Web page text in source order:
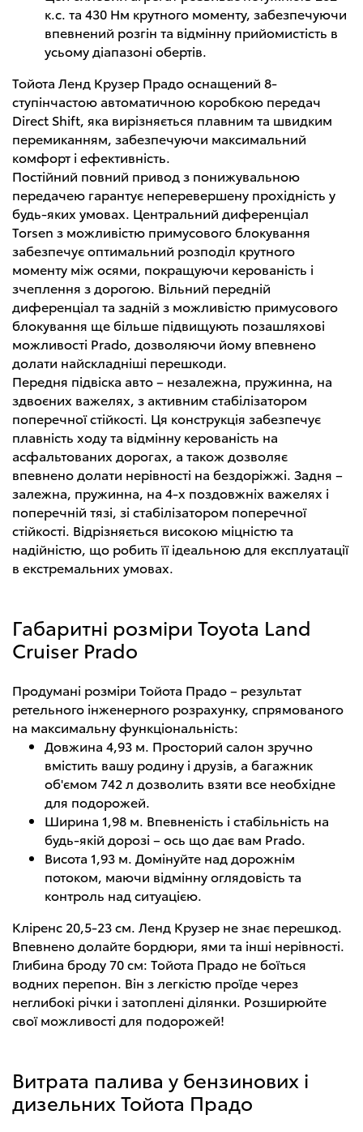
к.с. та 430 Нм крутного моменту, забезпечуючи
впевнений розгін та відмінну прийомистість в
усьому діапазоні обертів.
Тойота Ленд Крузер Прадо оснащений 8-
ступінчастою автоматичною коробкою передач
Direct Shift, яка вирізняється плавним та швидким
перемиканням, забезпечуючи максимальний
комфорт і ефективність.
Постійний повний привод з понижувальною
передачею гарантує неперевершену прохідність у
будь-яких умовах. Центральний диференціал
Torsen з можливістю примусового блокування
забезпечує оптимальний розподіл крутного
моменту між осями, покращуючи керованість і
зчеплення з дорогою. Вільний передній
диференціал та задній з можливістю примусового
блокування ще більше підвищують позашляхові
можливості Prado, дозволяючи йому впевнено
долати найскладніші перешкоди.
Передня підвіска авто – незалежна, пружинна, на
здвоєних важелях, з активним стабілізатором
поперечної стійкості. Ця конструкція забезпечує
плавність ходу та відмінну керованість на
асфальтованих дорогах, а також дозволяє
впевнено долати нерівності на бездоріжжі. Задня –
залежна, пружинна, на 4-х поздовжніх важелях і
поперечній тязі, зі стабілізатором поперечної
стійкості. Відрізняється високою міцністю та
надійністю, що робить її ідеальною для експлуатації
в екстремальних умовах.
Габаритні розміри Toyota Land
Cruiser Prado
Продумані розміри Тойота Прадо – результат
ретельного інженерного розрахунку, спрямованого
на максимальну функціональність:
Довжина 4,93 м. Просторий салон зручно
вмістить вашу родину і друзів, а багажник
об'ємом 742 л дозволить взяти все необхідне
для подорожей.
Ширина 1,98 м. Впевненість і стабільність на
будь-якій дорозі – ось що дає вам Prado.
Висота 1,93 м. Домінуйте над дорожнім
потоком, маючи відмінну оглядовість та
контроль над ситуацією.
Кліренс 20,5-23 см. Ленд Крузер не знає перешкод.
Впевнено долайте бордюри, ями та інші нерівності.
Глибина броду 70 см: Тойота Прадо не боїться
водних перепон. Він з легкістю проїде через
неглибокі річки і затоплені ділянки. Розширюйте
свої можливості для подорожей!
Витрата палива у бензинових і
дизельних Тойота Прадо